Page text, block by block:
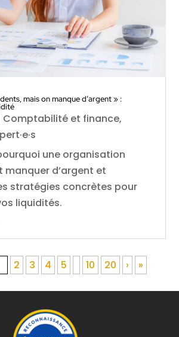
mais on manque d’argent » :
Comptabilité et finance,
une organisation
manquer d’argent et
stratégies concrètes pour
liquidités.
2 3 4 5 10 20 › »